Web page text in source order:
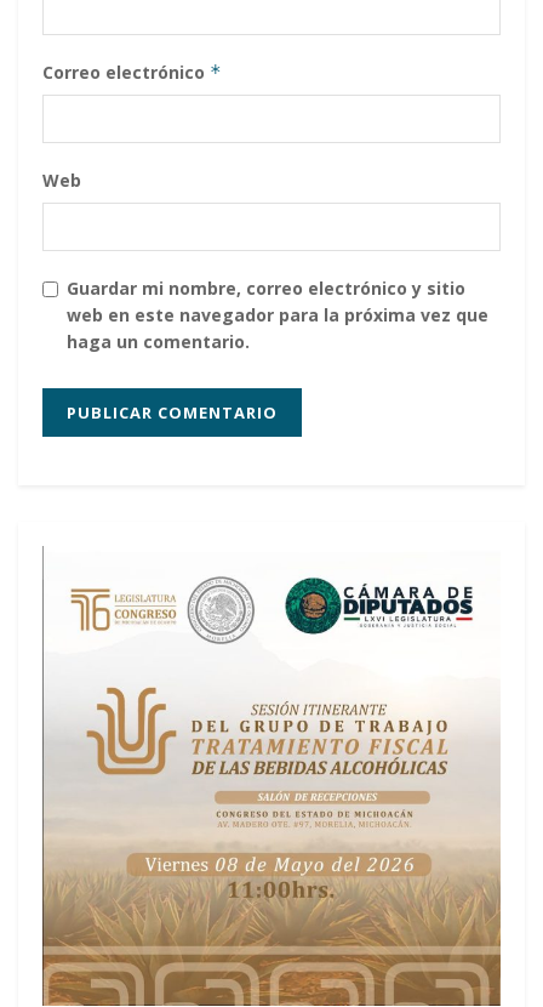
Correo electrónico *
Web
Guardar mi nombre, correo electrónico y sitio
web en este navegador para la próxima vez que
haga un comentario.